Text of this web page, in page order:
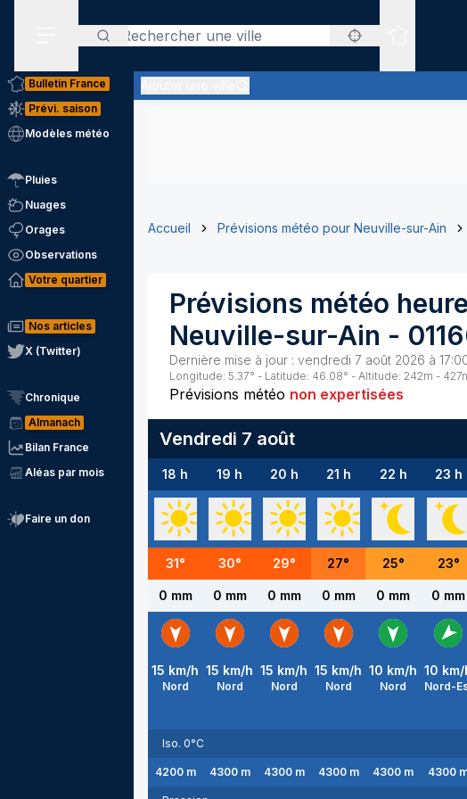
Rechercher
Sites
Bulletin France
Prévi. saison
Modèles météo
Pluies
Nuages
Orages
Observations
Votre quartier
Nos articles
X (Twitter)
Chronique
Almanach
Bilan France
Aléas par mois
Faire un don
Accueil Prévisions météo pour Neuville-sur-Ain
Prévisions météo
Neuville-sur-Ain -
Dernière mise à jour : vendredi 7 août 2026 à
Longitude: 5.37° - Latitude: 46.08° - Altitude: 242m - 427
Prévisions météo non expertisées
Vendredi 7 août
18 h 19 h 20 h 21 h 22 h 23 h
31° 30° 29° 27° 25° 23°
0 mm 0 mm 0 mm 0 mm 0 mm 0 mm
15 km/h
Nord
15 km/h
Nord
15 km/h
Nord
15 km/h
Nord
10 km/h
Nord
10 km/
Nord-
Iso. 0°C
4200m 4300m 4300m 4300m 4300 m 4300